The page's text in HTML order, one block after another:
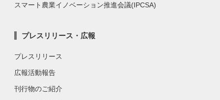
スマート農業イノベーション推進会議(IPCSA)
プレスリリース・広報
プレスリリース
広報活動報告
刊行物のご紹介